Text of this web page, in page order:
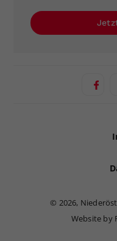
© 2026,
Website by